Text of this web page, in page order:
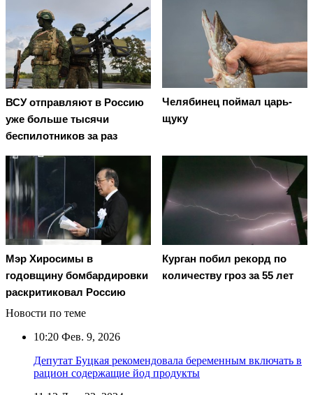
ВСУ отправляют в Россию
уже больше тысячи
беспилотников за раз
Челябинец поймал царь-
щуку
Мэр Хиросимы в
годовщину бомбардировки
раскритиковал Россию
Курган побил рекорд по
количеству гроз за 55 лет
Новости по теме
10:20 Фев. 9, 2026
Депутат Буцкая рекомендовала беременным включать в
рацион содержащие йод продукты